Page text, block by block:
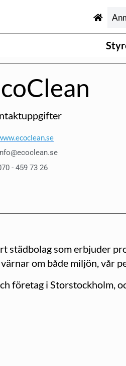
- 459 73 26
städbolag som erbjuder
om både miljön, vår
företag i Storstockholm,